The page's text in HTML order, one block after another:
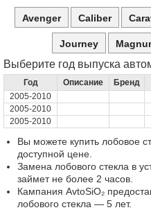
Avenger Caliber
Journey
Выберите год выпуска
Год Описание Бренд
2005-2010
2005-2010
2005-2010
Вы можете купить лобовое
доступной цене.
Замена лобового стекла в
займет не более 2 часов.
Кампания AvtoSiO₂
лобового стекла — 5 лет.